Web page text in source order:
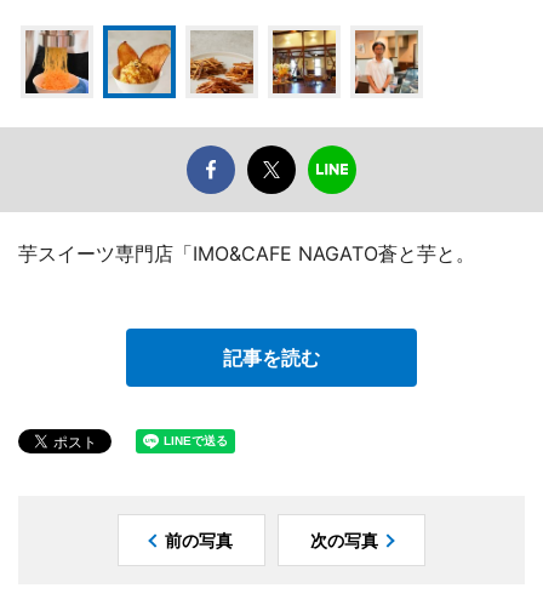
芋スイーツ専門店「IMO&CAFE NAGATO蒼と芋と。
記事を読む
前の写真 次の写真